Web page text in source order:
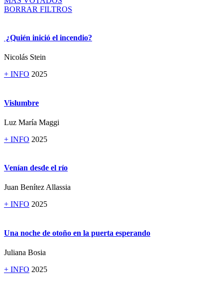
BORRAR FILTROS
¿Quién inició el incendio?
Nicolás Stein
+ INFO 2025
Vislumbre
Luz María Maggi
+ INFO 2025
Venían desde el río
Juan Benítez Allassia
+ INFO 2025
Una noche de otoño en la puerta esperando
Juliana Bosia
+ INFO 2025